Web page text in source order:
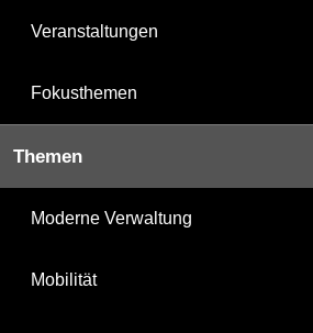
Veranstaltungen
Fokusthemen
Themen
Moderne Verwaltung
Mobilität